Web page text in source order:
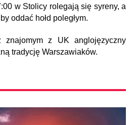
w Stolicy rolegają się syreny, a
oddać hołd poległym.
z UK anglojęzyczny
tradycję Warszawiaków.